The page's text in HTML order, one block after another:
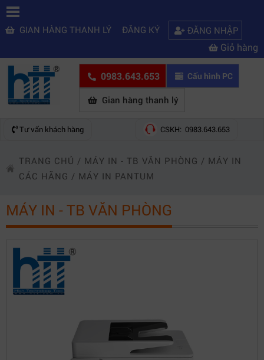
GIAN HÀNG THANH LÝ ĐĂNG KÝ ĐĂNG NHẬP
Giỏ hàng
0983.643.653 Cấu hình PC
Gian hàng thanh lý
Tư vấn khách hàng CSKH: 0983.643.653
TRANG CHỦ / MÁY IN - TB VĂN PHÒNG / MÁY IN
CÁC HÃNG / MÁY IN PANTUM
MÁY IN - TB VĂN PHÒNG